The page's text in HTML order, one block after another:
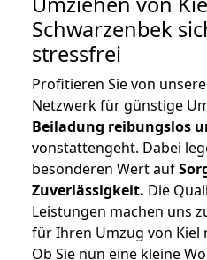
Schwarzenbek
stressfrei
Profitieren Sie von
Netzwerk für günstige
Beiladung reibungslos
vonstattengeht. Dabei
besonderen Wert auf
Zuverlässigkeit. Die
Leistungen machen uns
für Ihren Umzug von Kiel
Ob Sie nun eine kleine